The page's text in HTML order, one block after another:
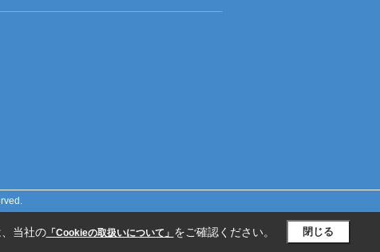
当社の「Cookieの取扱いについて」 をご確認ください。 閉じる